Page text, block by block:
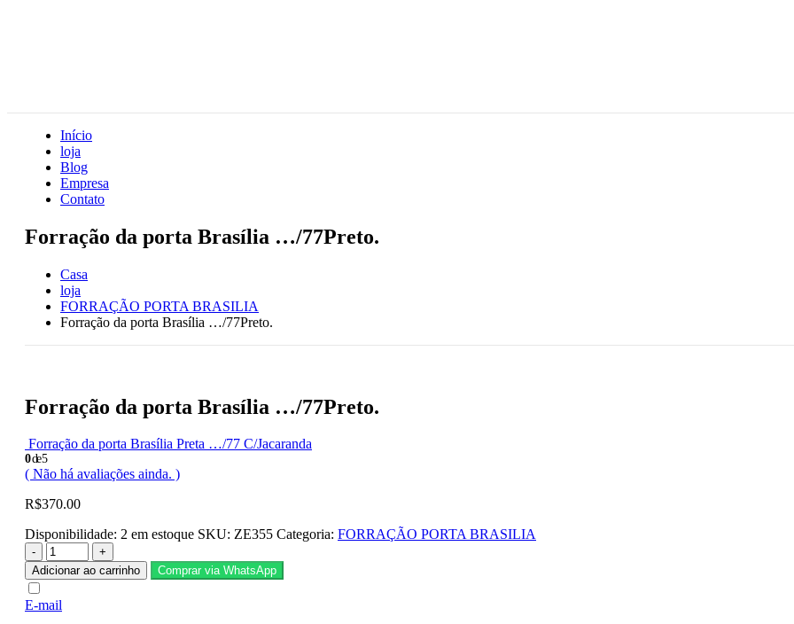
Início
loja
Blog
Empresa
Contato
Forração da porta Brasília …/77Preto.
Casa
loja
FORRAÇÃO PORTA BRASILIA
Forração da porta Brasília …/77Preto.
Forração da porta Brasília …/77Preto.
Forração da porta Brasília Preta …/77 C/Jacaranda
0de 5
( Não há avaliações ainda. )
R$370.00
Disponibilidade: 2 em estoque SKU: ZE355 Categoria: FORRAÇÃO PORTA BRASILIA
-
+
Adicionar ao carrinho
Comprar via WhatsApp
E-mail